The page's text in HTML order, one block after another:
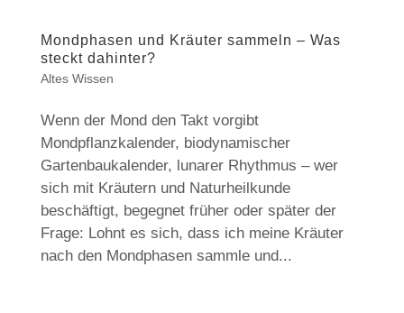
Mondphasen und Kräuter sammeln – Was
steckt dahinter?
Altes Wissen
Wenn der Mond den Takt vorgibt
Mondpflanzkalender, biodynamischer
Gartenbaukalender, lunarer Rhythmus – wer
sich mit Kräutern und Naturheilkunde
beschäftigt, begegnet früher oder später der
Frage: Lohnt es sich, dass ich meine Kräuter
nach den Mondphasen sammle und...